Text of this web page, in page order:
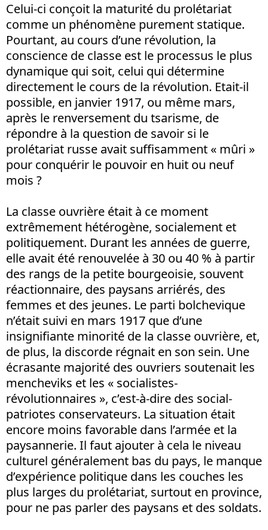
Celui-ci conçoit la maturité du prolétariat
comme un phénomène purement statique.
Pourtant, au cours d’une révolution, la
conscience de classe est le processus le plus
dynamique qui soit, celui qui détermine
directement le cours de la révolution. Etait-il
possible, en janvier 1917, ou même mars,
après le renversement du tsarisme, de
répondre à la question de savoir si le
prolétariat russe avait suffisamment « mûri »
pour conquérir le pouvoir en huit ou neuf
mois ?
La classe ouvrière était à ce moment
extrêmement hétérogène, socialement et
politiquement. Durant les années de guerre,
elle avait été renouvelée à 30 ou 40 % à partir
des rangs de la petite bourgeoisie, souvent
réactionnaire, des paysans arriérés, des
femmes et des jeunes. Le parti bolchevique
n’était suivi en mars 1917 que d’une
insignifiante minorité de la classe ouvrière, et,
de plus, la discorde régnait en son sein. Une
écrasante majorité des ouvriers soutenait les
mencheviks et les « socialistes-
révolutionnaires », c’est-à-dire des social-
patriotes conservateurs. La situation était
encore moins favorable dans l’armée et la
paysannerie. Il faut ajouter à cela le niveau
culturel généralement bas du pays, le manque
d’expérience politique dans les couches les
plus larges du prolétariat, surtout en province,
pour ne pas parler des paysans et des soldats.